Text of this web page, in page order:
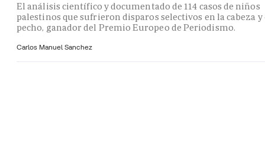
El análisis científico y documentado de 114 casos de niños
palestinos que sufrieron disparos selectivos en la cabeza y
pecho, ganador del Premio Europeo de Periodismo.
Carlos Manuel Sanchez